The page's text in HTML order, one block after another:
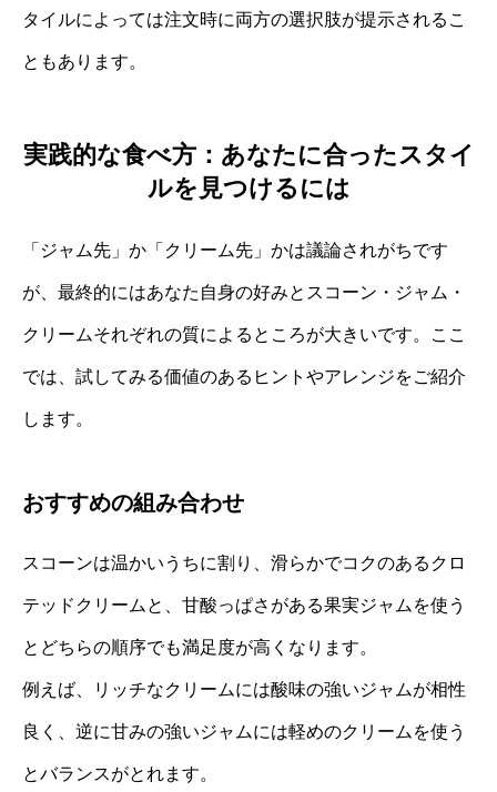
タイルによっては注文時に両方の選択肢が提示されるこ
ともあります。
実践的な食べ方：あなたに合ったスタイ
ルを見つけるには
「ジャム先」か「クリーム先」かは議論されがちです
が、最終的にはあなた自身の好みとスコーン・ジャム・
クリームそれぞれの質によるところが大きいです。ここ
では、試してみる価値のあるヒントやアレンジをご紹介
します。
おすすめの組み合わせ
スコーンは温かいうちに割り、滑らかでコクのあるクロ
テッドクリームと、甘酸っぱさがある果実ジャムを使う
とどちらの順序でも満足度が高くなります。
例えば、リッチなクリームには酸味の強いジャムが相性
良く、逆に甘みの強いジャムには軽めのクリームを使う
とバランスがとれます。